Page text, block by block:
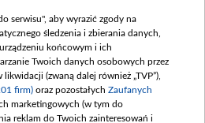
wewnętrznych
serwisu", aby wyrazić zgody na
śledzenia i zbierania danych,
końcowym i ich
Twoich danych osobowych przez
(zwaną dalej również „TVP”),
firm) oraz pozostałych Zaufanych
marketingowych (w tym do
reklam do Twoich zainteresowań i